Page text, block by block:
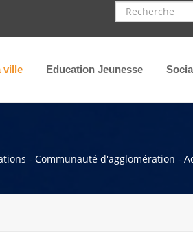
Recherche
ville Education Jeunesse
- Communauté d'agglomération -